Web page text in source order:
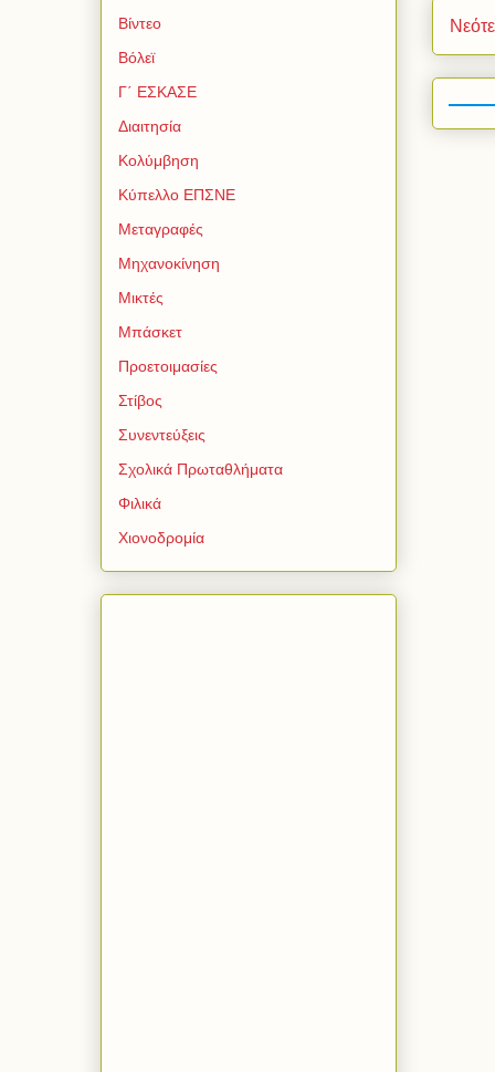
Βίντεο
Βόλεϊ
Γ΄ ΕΣΚΑΣΕ
Διαιτησία
Κολύμβηση
Κύπελλο ΕΠΣΝΕ
Μεταγραφές
Μηχανοκίνηση
Μικτές
Μπάσκετ
Προετοιμασίες
Στίβος
Συνεντεύξεις
Σχολικά Πρωταθλήματα
Φιλικά
Χιονοδρομία